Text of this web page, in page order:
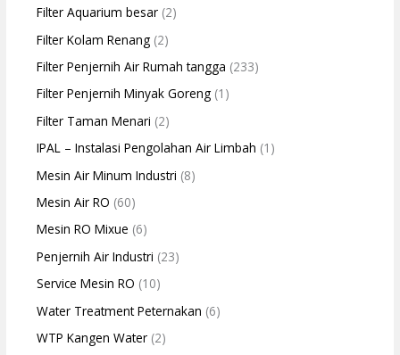
Filter Aquarium besar (2)
Filter Kolam Renang (2)
Filter Penjernih Air Rumah tangga (233)
Filter Penjernih Minyak Goreng (1)
Filter Taman Menari (2)
IPAL – Instalasi Pengolahan Air Limbah (1)
Mesin Air Minum Industri (8)
Mesin Air RO (60)
Mesin RO Mixue (6)
Penjernih Air Industri (23)
Service Mesin RO (10)
Water Treatment Peternakan (6)
WTP Kangen Water (2)